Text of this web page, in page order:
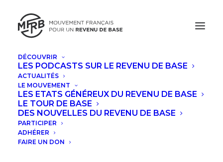
DÉCOUVRIR
LES PODCASTS SUR LE REVENU DE BASE
ACTUALITÉS
LE MOUVEMENT
LES ETATS GÉNÉREUX DU REVENU DE BASE
LE TOUR DE BASE
DES NOUVELLES DU REVENU DE BASE
PARTICIPER
ADHÉRER
FAIRE UN DON
Lancement d’une
expérimentation
d’un revenu de base
dans une ville